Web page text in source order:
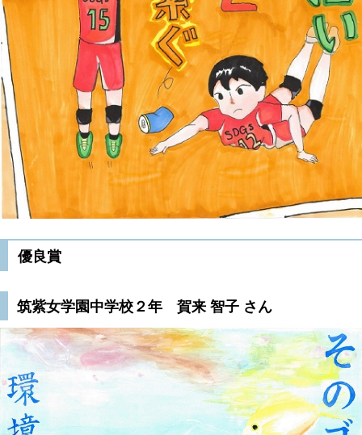
優良賞
筑紫女学園中学校２年 賀来 智子 さん